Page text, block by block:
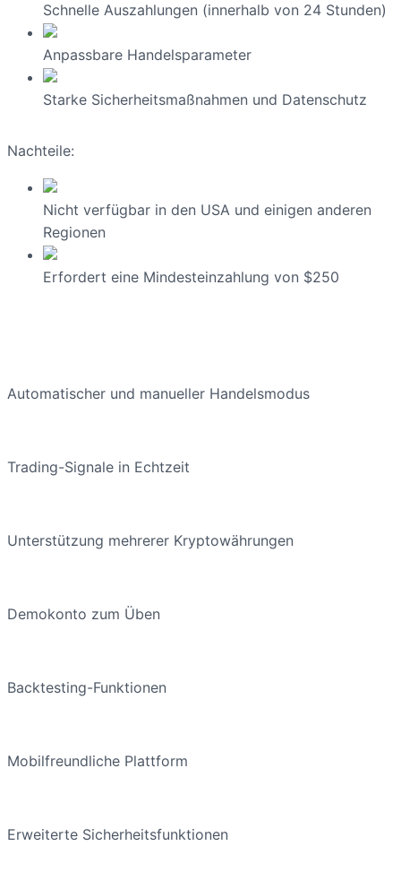
Schnelle Auszahlungen (innerhalb von 24 Stunden)
Anpassbare Handelsparameter
Starke Sicherheitsmaßnahmen und Datenschutz
Nachteile:
Nicht verfügbar in den USA und einigen anderen
Regionen
Erfordert eine Mindesteinzahlung von $250
Automatischer und manueller Handelsmodus
Trading-Signale in Echtzeit
Unterstützung mehrerer Kryptowährungen
Demokonto zum Üben
Backtesting-Funktionen
Mobilfreundliche Plattform
Erweiterte Sicherheitsfunktionen